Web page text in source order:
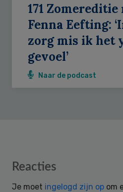
171 Zomereditie
Fenna Eefting:
zorg mis ik het
gevoel’
Naar de podcast
Reader
Reacties
Je moet ingelogd zijn op om